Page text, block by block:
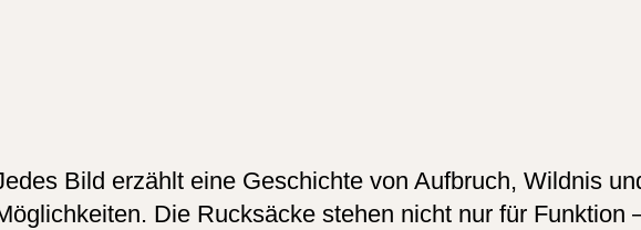
Bild erzählt eine Geschichte von Aufbruch, Wildnis
Die Ruck­säcke stehen nicht nur für Funktion